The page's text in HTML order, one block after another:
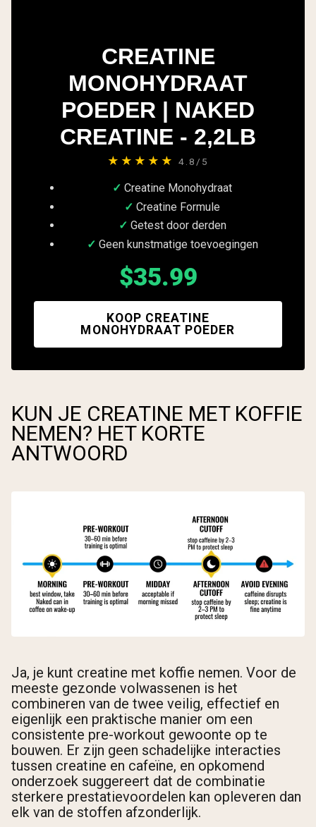
CREATINE
MONOHYDRAAT
POEDER | NAKED
CREATINE - 2,2LB
★★★★★ 4.8/5
Creatine Monohydraat
Creatine Formule
Getest door derden
Geen kunstmatige toevoegingen
$35.99
KOOP CREATINE
MONOHYDRAAT POEDER
KUN JE CREATINE MET KOFFIE
NEMEN? HET KORTE
ANTWOORD
Ja, je kunt creatine met koffie nemen. Voor de
meeste gezonde volwassenen is het
combineren van de twee veilig, effectief en
eigenlijk een praktische manier om een
consistente pre-workout gewoonte op te
bouwen. Er zijn geen schadelijke interacties
tussen creatine en cafeïne, en opkomend
onderzoek suggereert dat de combinatie
sterkere prestatievoordelen kan opleveren dan
elk van de stoffen afzonderlijk.